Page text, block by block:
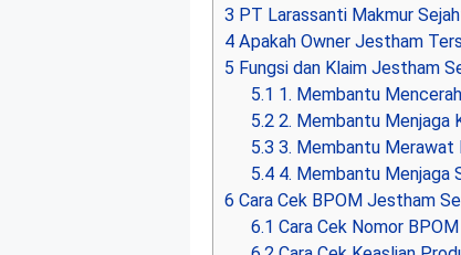
3 PT Larassanti Makmur
4 Apakah Owner Jestham
5 Fungsi dan Klaim Jestham
5.1 1. Membantu
5.2 2. Membantu Menjaga
5.3 3. Membantu Merawat
5.4 4. Membantu Menjaga
6 Cara Cek BPOM Jestham
6.1 Cara Cek Nomor